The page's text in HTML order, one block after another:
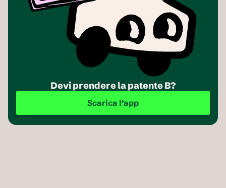
Devi prendere la patente B?
Scarica l’app